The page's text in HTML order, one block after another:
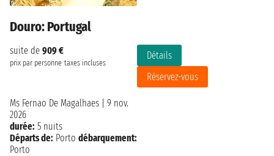
Douro: Portugal
suite de 909 €
prix par personne taxes incluses
Détails
Réservez-vous
Ms Fernao De Magalhaes
9 nov.
2026
durée: 5 nuits
Départs de: Porto débarquement:
Porto